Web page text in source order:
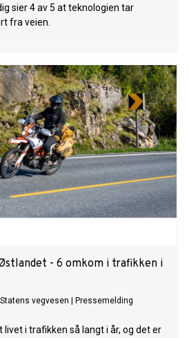
sier 4 av 5 at teknologien tar
fra veien.
- 6 omkom i trafikken i
Statens vegvesen Pressemelding
i trafikken så langt i år, og det er